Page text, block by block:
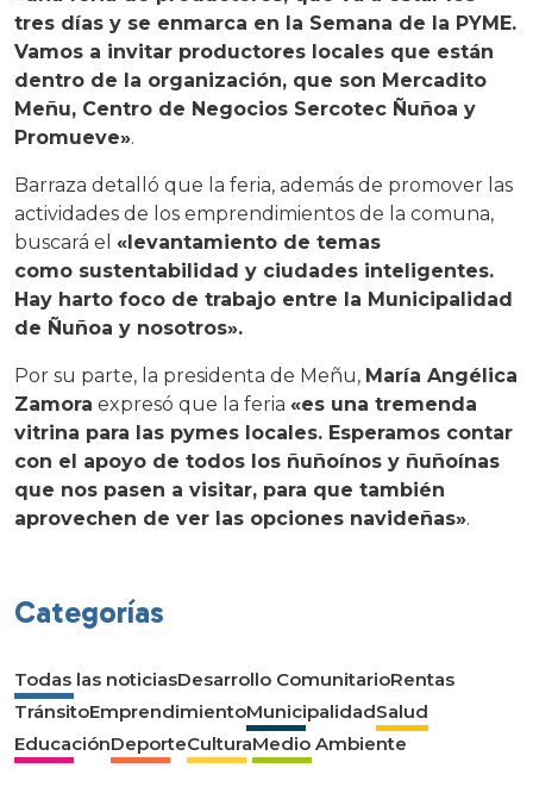
tres días y se enmarca en la Semana de la PYME.
Vamos a invitar productores locales que están
dentro de la organización, que son Mercadito
Meñu, Centro de Negocios Sercotec Ñuñoa y
Promueve».
Barraza detalló que la feria, además de promover las
actividades de los emprendimientos de la comuna,
buscará el «levantamiento de temas
como sustentabilidad y ciudades inteligentes.
Hay harto foco de trabajo entre la Municipalidad
de Ñuñoa y nosotros».
Por su parte, la presidenta de Meñu, María Angélica
Zamora expresó que la feria «es una tremenda
vitrina para las pymes locales. Esperamos contar
con el apoyo de todos los ñuñoínos y ñuñoínas
que nos pasen a visitar, para que también
aprovechen de ver las opciones navideñas».
Categorías
Todas las noticiasDesarrollo ComunitarioRentas
TránsitoEmprendimientoMunicipalidadSalud
EducaciónDeporteCulturaMedio Ambiente